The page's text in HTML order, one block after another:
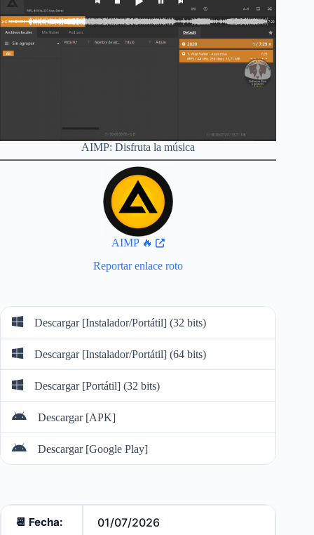
AIMP: Disfruta la música
AIMP 🔥
Reportar enlace roto
Descargar [Instalador/Portátil] (32 bits)
Descargar [Instalador/Portátil] (64 bits)
Descargar [Portátil] (32 bits)
Descargar [APK]
Descargar [Google Play]
📆 Fecha: 01/07/2026